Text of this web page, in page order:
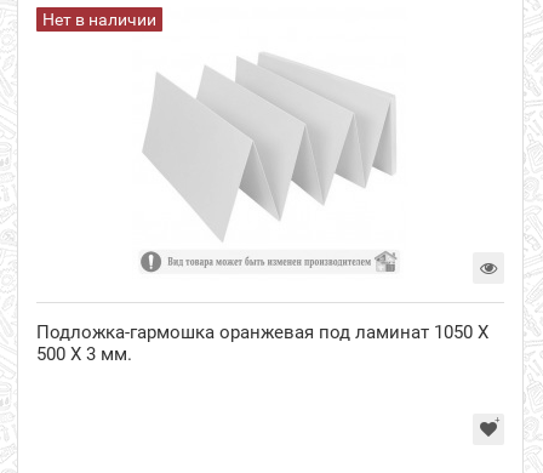
Нет в наличии
Подложка-гармошка оранжевая под ламинат 1050 Х
500 Х 3 мм.